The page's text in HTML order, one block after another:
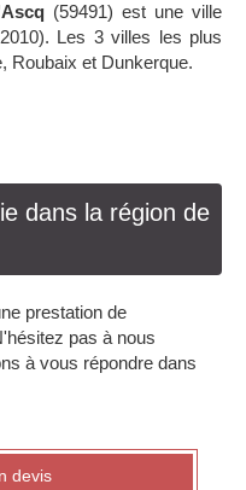
(59491) est une ville
Les 3 villes les plus
Roubaix et Dunkerque.
dans la région de
prestation de
pas à nous
à vous répondre dans
devis